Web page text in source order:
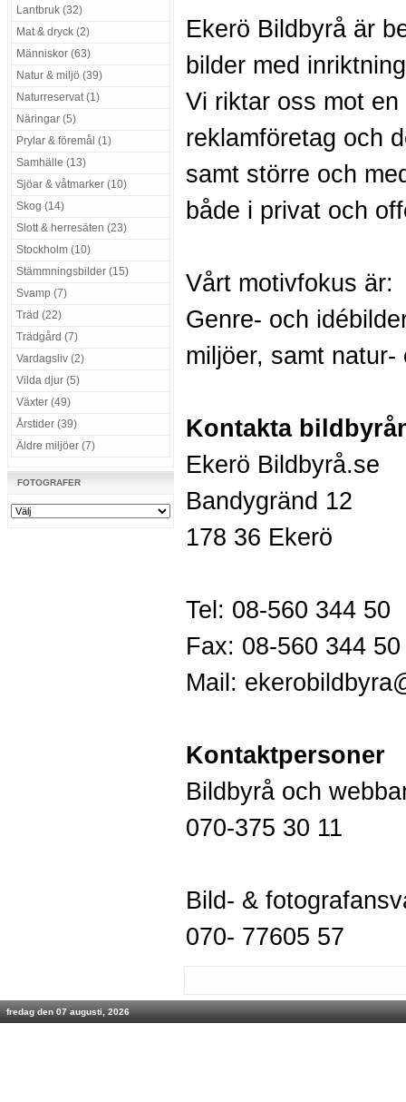
Lantbruk (32)
Mat & dryck (2)
Människor (63)
Natur & miljö (39)
Naturreservat (1)
Näringar (5)
Prylar & föremål (1)
Samhälle (13)
Sjöar & våtmarker (10)
Skog (14)
Slott & herresäten (23)
Stockholm (10)
Stämmningsbilder (15)
Svamp (7)
Träd (22)
Trädgård (7)
Vardagsliv (2)
Vilda djur (5)
Växter (49)
Årstider (39)
Äldre miljöer (7)
FOTOGRAFER
Ekerö Bildbyrå är
bilder med
Vi riktar oss mot
reklamföretag och
samt större och
både i privat och
Vårt motivfokus är:
Genre- och
miljöer, samt
Kontakta
Ekerö Bildbyrå.se
Bandygränd 12
178 36 Ekerö
Tel: 08-560 344 50
Fax: 08-560 344 50
Mail:
Kontaktpersoner
Bildbyrå och
070-375 30 11
Bild- &
070- 77605 57
fredag den 07 augusti, 2026